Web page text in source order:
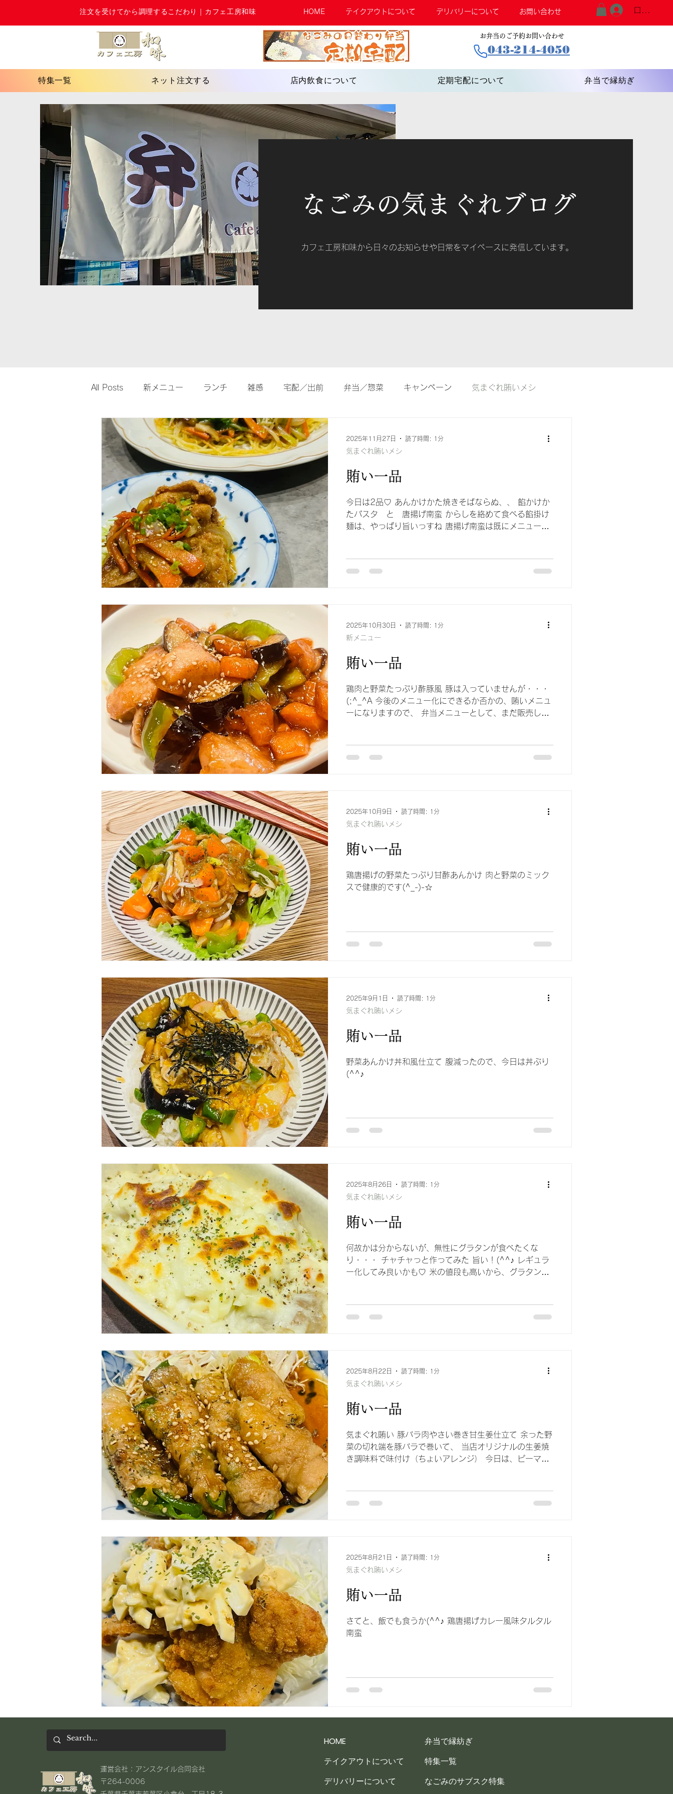
注文を受けてから調理するこだわり｜カフェ工房和味 HOME テイクアウトについて デリバリーについて お問い合わせ ログイン
お弁当のご予約お問い合わせ
043-214-4050
特集一覧 ネット注文する 店内飲食について 定期宅配について 弁当で縁紡ぎ
なごみの気まぐれブログ
カフェ工房和味から日々のお知らせや日常をマイペースに発信しています。
All Posts 新メニュー ランチ 雑感 宅配／出前 弁当／惣菜 キャンペーン 気まぐれ賄いメシ
期間限定
賄い一品
今日は2品♡ あんかけかた焼きそばならぬ、、 餡かけか
たパスタ と 唐揚げ南蛮 からしを絡めて食べる餡掛け
麺は、やっぱり旨いっすね 唐揚げ南蛮は既にメニューに
気まぐれ賄いメシ
2025年11月27日 読了時間: 1分
賄い一品
鶏肉と野菜たっぷり酢豚風 豚は入っていませんが・・・
(;^_^A 今後のメニュー化にできるか否かの、賄いメニュ
ーになりますので、 弁当メニューとして、まだ販売して
新メニュー
2025年10月30日 読了時間: 1分
賄い一品
鶏唐揚げの野菜たっぷり甘酢あんかけ 肉と野菜のミック
スで健康的です(^_-)-☆
気まぐれ賄いメシ
2025年10月9日 読了時間: 1分
賄い一品
野菜あんかけ丼和風仕立て 腹減ったので、今日は丼ぶり
(^^♪
気まぐれ賄いメシ
2025年9月1日 読了時間: 1分
賄い一品
何故かは分からないが、無性にグラタンが食べたくな
り・・・ チャチャっと作ってみた 旨い！(^^♪ レギュラ
ー化してみ良いかも♡ 米の値段も高いから、グラタンと
気まぐれ賄いメシ
2025年8月26日 読了時間: 1分
賄い一品
気まぐれ賄い 豚バラ肉やさい巻き甘生姜仕立て 余った野
菜の切れ端を豚バラで巻いて、 当店オリジナルの生姜焼
き調味料で味付け（ちょいアレンジ） 今日は、ピーマ
気まぐれ賄いメシ
2025年8月22日 読了時間: 1分
賄い一品
さてと、飯でも食うか(^^♪ 鶏唐揚げカレー風味タルタル
南蛮
気まぐれ賄いメシ
2025年8月21日 読了時間: 1分
​運営会社：アンスタイル合同会社
〒264-0006
HOME
テイクアウトについて
デリバリーについて
弁当で縁紡ぎ
特集一覧
なごみのサブスク特集